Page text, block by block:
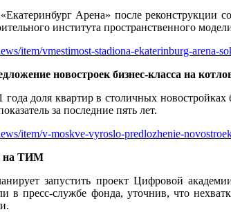
Арена» после реконструкции
института пространственного
item/vmestimost-stadiona-ekaterinburg-arena-
новостроек бизнес-класса на
года доля квартир в столичных
за последние пять лет.
item/v-moskve-vyroslo-predlozhenie-
на ТИМ
запустить проект Цифровой
в пресс-службе фонда, уточнив, что